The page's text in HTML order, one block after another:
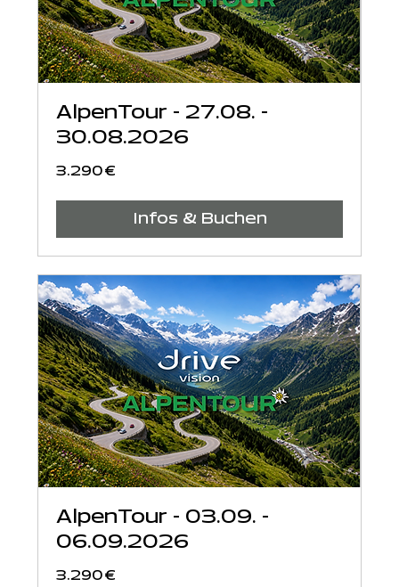
AlpenTour - 27.08. -
30.08.2026
3.290
Euro
3.290 €
Infos & Buchen
AlpenTour - 03.09. -
06.09.2026
3.290
Euro
3.290 €